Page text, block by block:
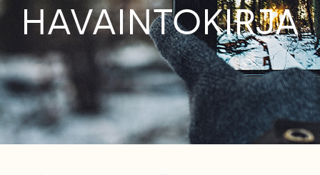
HAVAINTOKIRJA